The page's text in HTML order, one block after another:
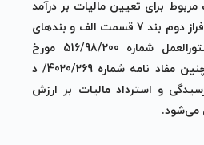
مربوط برای تعیین مالیات بر درآمد
ناشی از صادرات موضوع فراز دوم بند 7 قسمت الف و بندهای
2 و 3 قسمت ب دستورالعمل شماره 516/98/200 مورخ
1398.6.11 نمی‌باشد. همچنین مفاد نامه شماره 4020/269/ د
دفتر رسیدگی و استرداد مالیات بر ارزش
می‌شود.